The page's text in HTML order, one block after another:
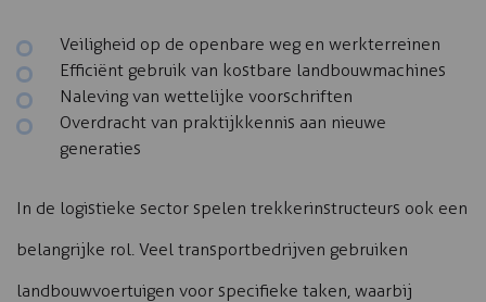
Veiligheid op de openbare weg en werkterreinen
Efficiënt gebruik van kostbare landbouwmachines
Naleving van wettelijke voorschriften
Overdracht van praktijkkennis aan nieuwe
generaties
In de logistieke sector spelen trekkerinstructeurs ook een
belangrijke rol. Veel transportbedrijven gebruiken
landbouwvoertuigen voor specifieke taken, waarbij